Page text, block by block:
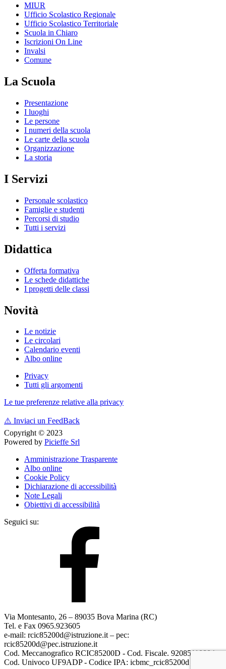
MIUR
Ufficio Scolastico Regionale
Ufficio Scolastico Territoriale
Scuola in Chiaro
Iscrizioni On Line
Invalsi
Comune
La Scuola
Presentazione
I luoghi
Le persone
I numeri della scuola
Le carte della scuola
Organizzazione
La storia
I Servizi
Personale scolastico
Famiglie e studenti
Percorsi di studio
Tutti i servizi
Didattica
Offerta formativa
Le schede didattiche
I progetti delle classi
Novità
Le notizie
Le circolari
Calendario eventi
Albo online
Privacy
Tutti gli argomenti
Le tue preferenze relative alla privacy
⚠️ Inviaci un FeedBack
Copyright © 2023
Powered by Picieffe Srl
Amministrazione Trasparente
Albo online
Cookie Policy
Dichiarazione di accessibilità
Note Legali
Obiettivi di accessibilità
Seguici su:
Via Montesanto, 26 – 89035 Bova Marina (RC)
Tel. e Fax 0965.923605
e-mail: rcic85200d@istruzione.it – pec:
rcic85200d@pec.istruzione.it
Cod. Meccanografico RCIC85200D - Cod. Fiscale. 92085110804
Cod. Univoco UF9ADP - Codice IPA: icbmc_rcic85200d